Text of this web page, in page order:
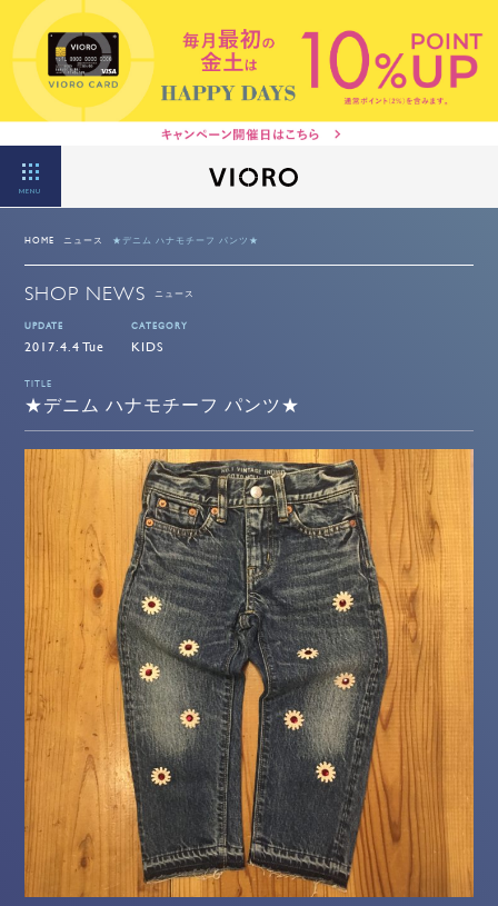
MENU
HOME ニュース ★デニム ハナモチーフ パンツ★
SHOP NEWS ニュース
UPDATE
2017.4.4 Tue
CATEGORY
KIDS
TITLE
★デニム ハナモチーフ パンツ★